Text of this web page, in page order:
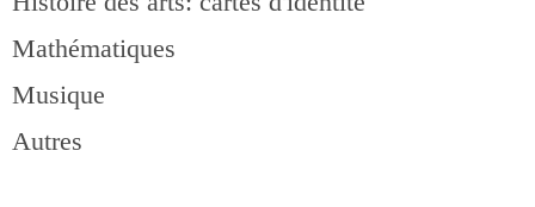
Mathématiques
Musique
Autres